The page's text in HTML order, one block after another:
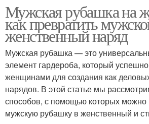
Мужская рубашка на
как превратить
женственный наряд
Мужская рубашка — это
элемент гардероба, который успешно
женщинами для создания как
нарядов. В этой статье мы
способов, с помощью которых можно
мужскую рубашку в женственный и